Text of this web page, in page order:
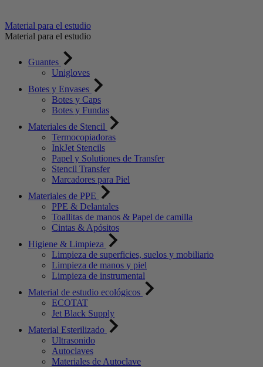
Material para el estudio
Material para el estudio
Guantes
Unigloves
Botes y Envases
Botes y Caps
Botes y Fundas
Materiales de Stencil
Termocopiadoras
InkJet Stencils
Papel y Solutiones de Transfer
Stencil Transfer
Marcadores para Piel
Materiales de PPE
PPE & Delantales
Toallitas de manos & Papel de camilla
Cintas & Apósitos
Higiene & Limpieza
Limpieza de superficies, suelos y mobiliario
Limpieza de manos y piel
Limpieza de instrumental
Material de estudio ecológicos
ECOTAT
Jet Black Supply
Material Esterilizado
Ultrasonido
Autoclaves
Materiales de Autoclave